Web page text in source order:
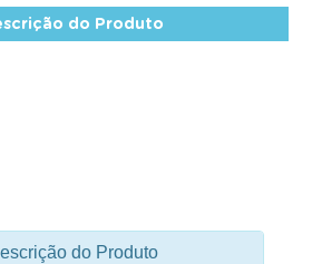
do Produto
do Produto